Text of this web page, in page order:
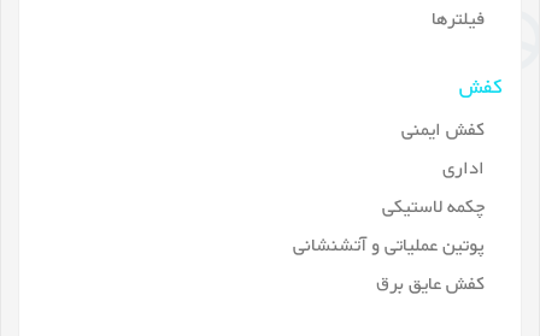
فیلترها
کفش
کفش ایمنی
اداری
چکمه لاستیکی
پوتین عملیاتی و آتشنشانی
کفش عایق برق